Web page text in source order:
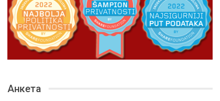
Анкета